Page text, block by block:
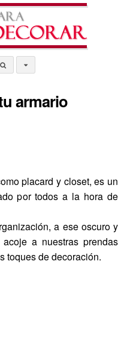
armario
placard y closet, es un
por todos a la hora de
a ese oscuro y
a nuestras prendas
toques de decoración.